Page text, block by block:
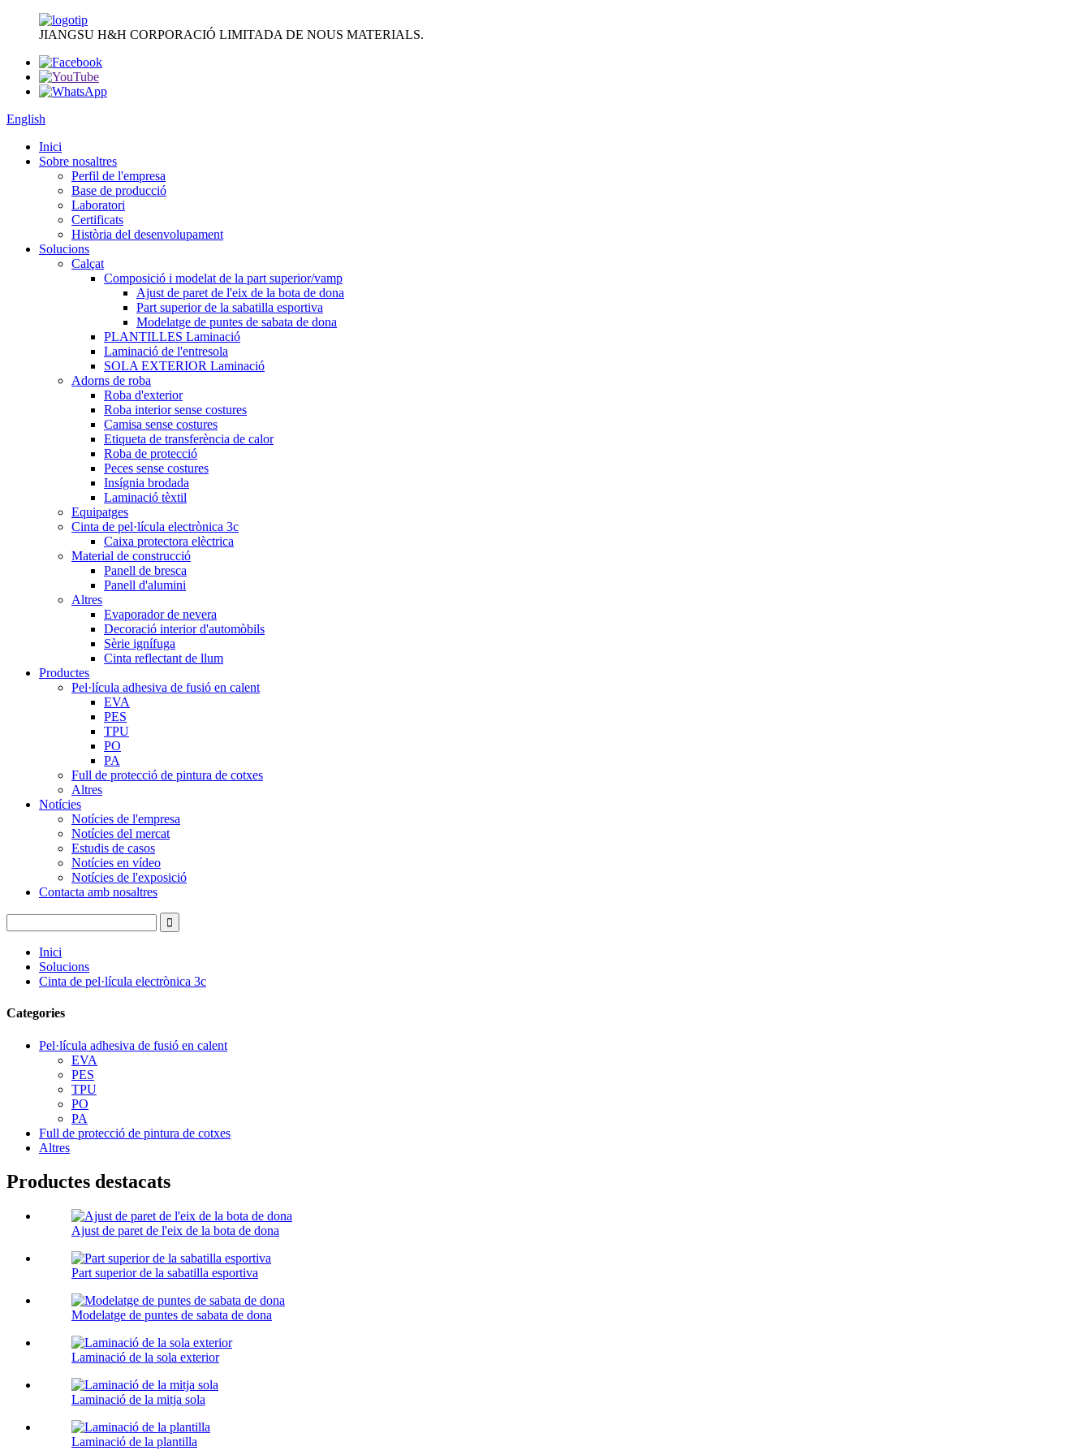
JIANGSU H&H CORPORACIÓ LIMITADA DE NOUS MATERIALS.
English
Inici
Sobre nosaltres
Perfil de l'empresa
Base de producció
Laboratori
Certificats
Història del desenvolupament
Solucions
Calçat
Composició i modelat de la part superior/vamp
Ajust de paret de l'eix de la bota de dona
Part superior de la sabatilla esportiva
Modelatge de puntes de sabata de dona
PLANTILLES Laminació
Laminació de l'entresola
SOLA EXTERIOR Laminació
Adorns de roba
Roba d'exterior
Roba interior sense costures
Camisa sense costures
Etiqueta de transferència de calor
Roba de protecció
Peces sense costures
Insígnia brodada
Laminació tèxtil
Equipatges
Cinta de pel·lícula electrònica 3c
Caixa protectora elèctrica
Material de construcció
Panell de bresca
Panell d'alumini
Altres
Evaporador de nevera
Decoració interior d'automòbils
Sèrie ignífuga
Cinta reflectant de llum
Productes
Pel·lícula adhesiva de fusió en calent
EVA
PES
TPU
PO
PA
Full de protecció de pintura de cotxes
Altres
Notícies
Notícies de l'empresa
Notícies del mercat
Estudis de casos
Notícies en vídeo
Notícies de l'exposició
Contacta amb nosaltres
Inici
Solucions
Cinta de pel·lícula electrònica 3c
Categories
Pel·lícula adhesiva de fusió en calent
EVA
PES
TPU
PO
PA
Full de protecció de pintura de cotxes
Altres
Productes destacats
Ajust de paret de l'eix de la bota de dona
Part superior de la sabatilla esportiva
Modelatge de puntes de sabata de dona
Laminació de la sola exterior
Laminació de la mitja sola
Laminació de la plantilla